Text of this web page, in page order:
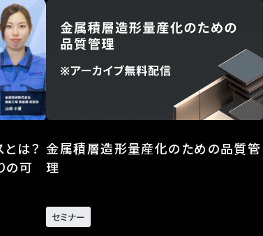
とは？
の可
金属積層造形量産化のための品質管
理
セミナー